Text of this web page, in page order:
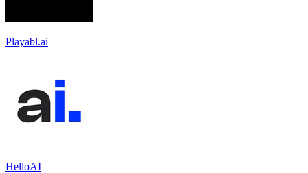
Playabl.ai
HelloAI